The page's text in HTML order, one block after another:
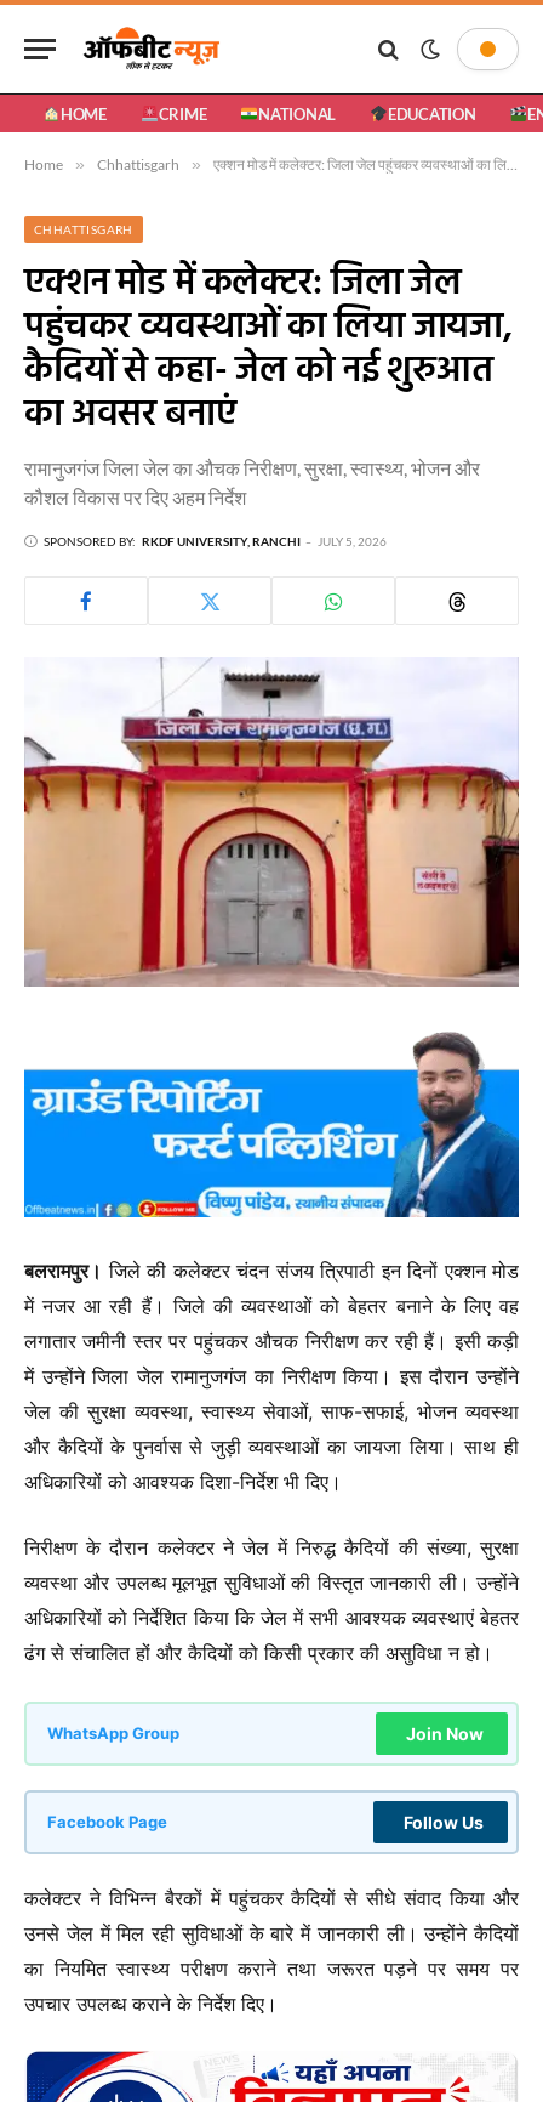
HOME CRIME NATIONAL EDUCATION
Home » Chhattisgarh » एक्शन मोड में कलेक्टर: जिला जेल पहुंचकर व्यवस्थाओं का लिया जायजा, कैदियों से कहा- जेल को नई शुरुआत का अवसर बनाएं
CHHATTISGARH
एक्शन मोड में कलेक्टर: जिला जेल
पहुंचकर व्यवस्थाओं का लिया जायजा,
कैदियों से कहा- जेल को नई शुरुआत
का अवसर बनाएं
रामानुजगंज जिला जेल का औचक निरीक्षण, सुरक्षा, स्वास्थ्य, भोजन और
कौशल विकास पर दिए अहम निर्देश
SPONSORED BY: RKDF UNIVERSITY, RANCHI JULY 5, 2026
बलरामपुर। जिले की कलेक्टर चंदन संजय त्रिपाठी इन दिनों एक्शन मोड
में नजर आ रही हैं। जिले की व्यवस्थाओं को बेहतर बनाने के लिए वह
लगातार जमीनी स्तर पर पहुंचकर औचक निरीक्षण कर रही हैं। इसी कड़ी
में उन्होंने जिला जेल रामानुजगंज का निरीक्षण किया। इस दौरान उन्होंने
जेल की सुरक्षा व्यवस्था, स्वास्थ्य सेवाओं, साफ-सफाई, भोजन व्यवस्था
और कैदियों के पुनर्वास से जुड़ी व्यवस्थाओं का जायजा लिया। साथ ही
अधिकारियों को आवश्यक दिशा-निर्देश भी दिए।
निरीक्षण के दौरान कलेक्टर ने जेल में निरुद्ध कैदियों की संख्या, सुरक्षा
व्यवस्था और उपलब्ध मूलभूत सुविधाओं की विस्तृत जानकारी ली। उन्होंने
अधिकारियों को निर्देशित किया कि जेल में सभी आवश्यक व्यवस्थाएं बेहतर
ढंग से संचालित हों और कैदियों को किसी प्रकार की असुविधा न हो।
WhatsApp Group Join Now
Facebook Page Follow Us
कलेक्टर ने विभिन्न बैरकों में पहुंचकर कैदियों से सीधे संवाद किया और
उनसे जेल में मिल रही सुविधाओं के बारे में जानकारी ली। उन्होंने कैदियों
का नियमित स्वास्थ्य परीक्षण कराने तथा जरूरत पड़ने पर समय पर
उपचार उपलब्ध कराने के निर्देश दिए।